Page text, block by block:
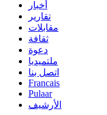
أخبار
تقارير
مقابلات
ثقافة
دعوة
ملتميديا
اتصل بنا
Francais
Pulaar
الأرشيف